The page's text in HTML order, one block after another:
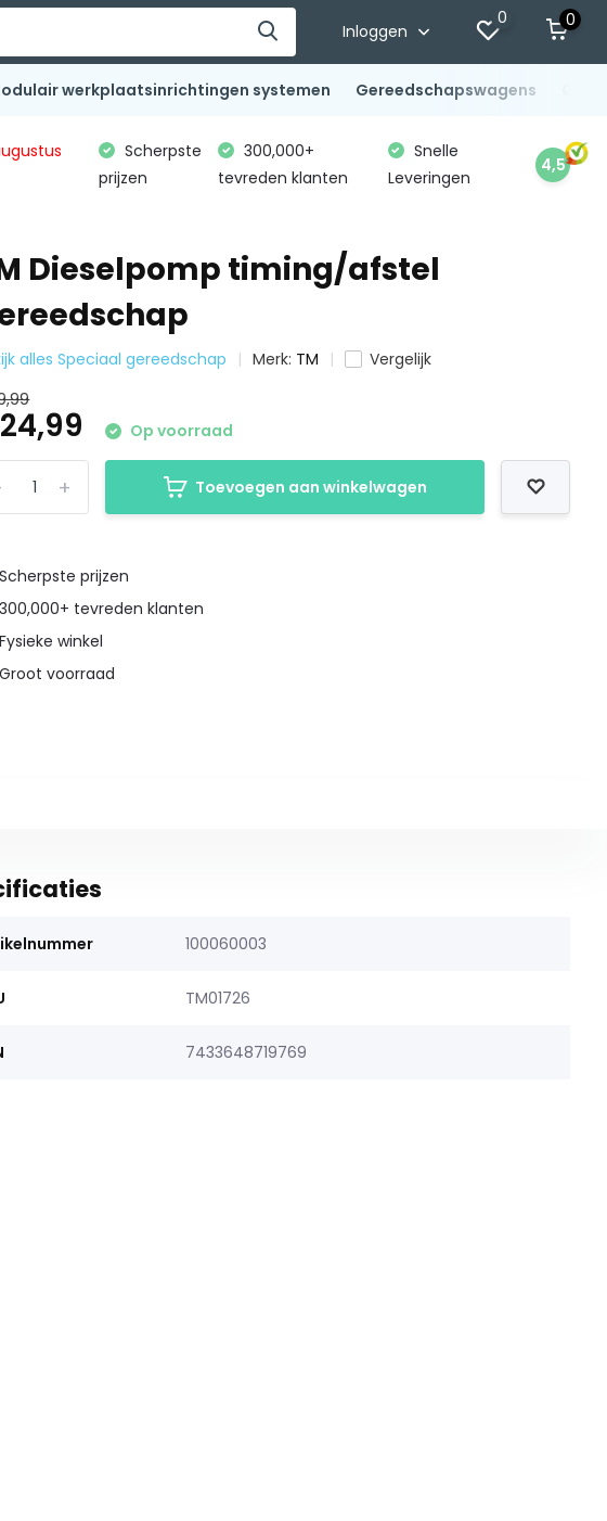
Inloggen
0 0
werkplaatsinrichtingen systemen Gereedschapswagens
Scherpste
prijzen
300,000+
tevreden klanten
Snelle
Leveringen
4,5
Dieselpomp timing/afstel
alles Speciaal gereedschap Merk: TM
Vergelijk
Op voorraad
+ Toevoegen aan winkelwagen
Scherpste prijzen
300,000+ tevreden klanten
Fysieke winkel
Groot voorraad
100060003
TM01726
7433648719769